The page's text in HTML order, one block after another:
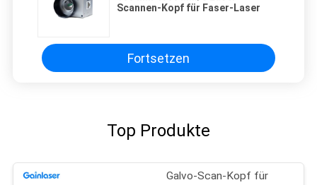
Scannen-Kopf für Faser-Laser
Fortsetzen
Top Produkte
Galvo-Scan-Kopf für